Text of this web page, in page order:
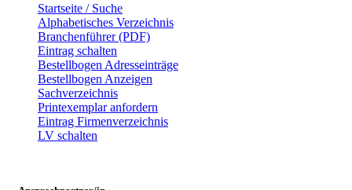
Startseite / Suche
Alphabetisches Verzeichnis
Branchenführer (PDF)
Eintrag schalten
Bestellbogen Adresseinträge
Bestellbogen Anzeigen
Sachverzeichnis
Printexemplar anfordern
Eintrag Firmenverzeichnis
LV schalten